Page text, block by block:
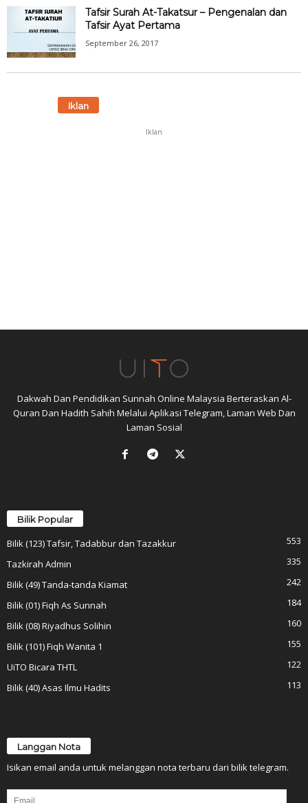
Tafsir Surah At-Takatsur – Pengenalan dan
Tafsir Ayat Pertama
September 26, 2017
Iklan
Iklan
Dakwah Dan Pendidikan Sunnah Online Malaysia Berteraskan Al-
Quran Dan Hadith Sahih Melalui Aplikasi Telegram, Laman Web Dan
Laman Sosial
Bilik Popular
Bilik (123) Tafsir, Tadabbur dan Tazakkur
553
Tazkirah Admin
335
Bilik (49) Tanda-tanda Kiamat
242
Bilik (01) Fiqh As Sunnah
184
Bilik (08) Riyadhus Solihin
160
Bilik (101) Fiqh Wanita 1
155
UiTO Bicara THTL
122
Bilik (40) Asas Ilmu Hadits
113
Langgan Nota
Isikan email anda untuk melanggan nota terbaru dari bilik telegram.
Email